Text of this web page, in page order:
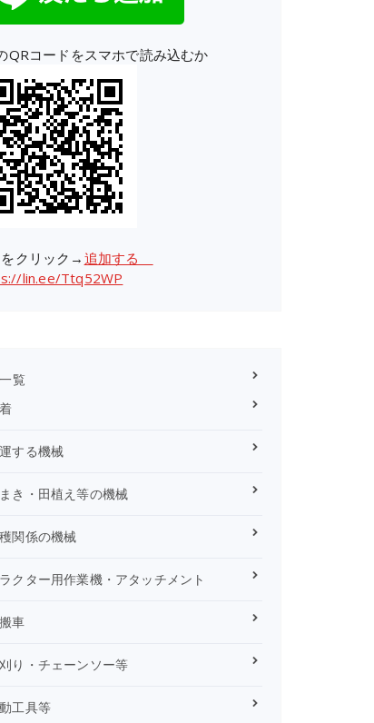
QRコードをスマホで読み込むか
クリック→追加する
lin.ee/Ttq52WP
覧
する機械
き・田植え等の機械
関係の機械
ラクター用作業機・アタッチメント
車
り・チェーンソー等
工具等